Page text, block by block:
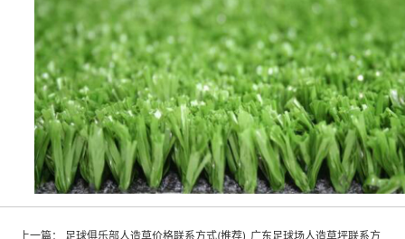
上一篇： 足球俱乐部人造草价格联系方式(推荐)_广东足球场人造草坪联系方